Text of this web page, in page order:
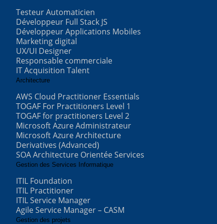
Testeur Automaticien
Développeur Full Stack JS
Développeur Applications Mobiles
Marketing digital
UX/UI Designer
Responsable commerciale
IT Acquisition Talent
Architecture
AWS Cloud Practitioner Essentials
TOGAF For Practitioners Level 1
TOGAF for practitioners Level 2
Microsoft Azure Administrateur
Microsoft Azure Architecture
Derivatives (Advanced)
SOA Architecture Orientée Services
Gestion des Services Informatique
ITIL Foundation
ITIL Practitioner
ITIL Service Manager
Agile Service Manager – CASM
Gestion des projets